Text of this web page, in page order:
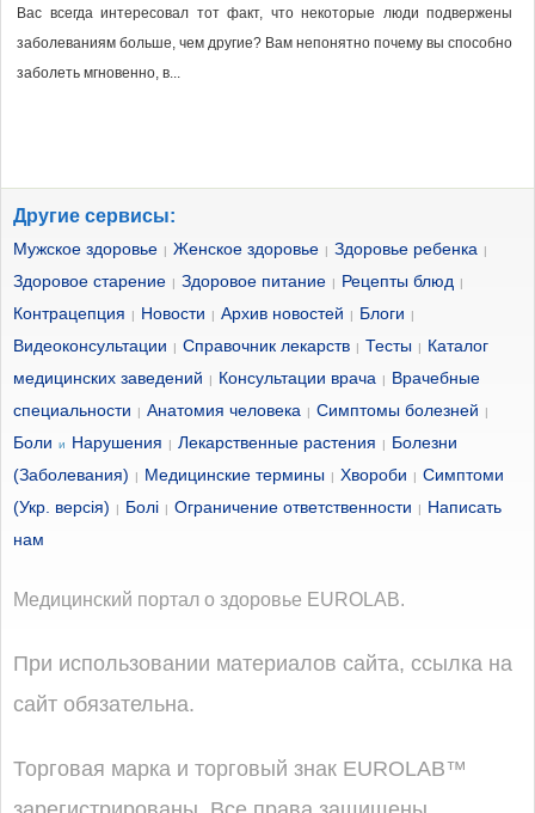
Вас всегда интересовал тот факт, что некоторые люди подвержены
заболеваниям больше, чем другие? Вам непонятно почему вы способно
заболеть мгновенно, в...
Другие сервисы:
Мужское здоровье | Женское здоровье | Здоровье ребенка |
Здоровое старение | Здоровое питание | Рецепты блюд |
Контрацепция | Новости | Архив новостей | Блоги |
Видеоконсультации | Справочник лекарств | Тесты |
Каталог
медицинских заведений
| Консультации врача |
Врачебные
специальности
| Анатомия человека | Симптомы болезней |
Боли и Нарушения | Лекарственные растения |
Болезни
(Заболевания)
| Медицинские термины | Хвороби | Симптоми
(Укр. версія)
| Болі | Ограничение ответственности |
Написать
нам
Медицинский портал о здоровье EUROLAB.
При использовании материалов сайта, ссылка на
сайт обязательна.
Торговая марка и торговый знак EUROLAB™